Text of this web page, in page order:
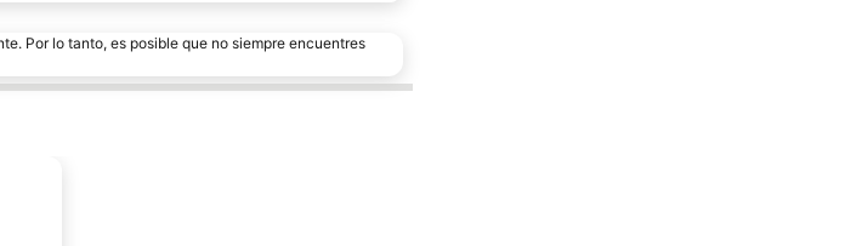
Por lo tanto, es posible que no siempre encuentres